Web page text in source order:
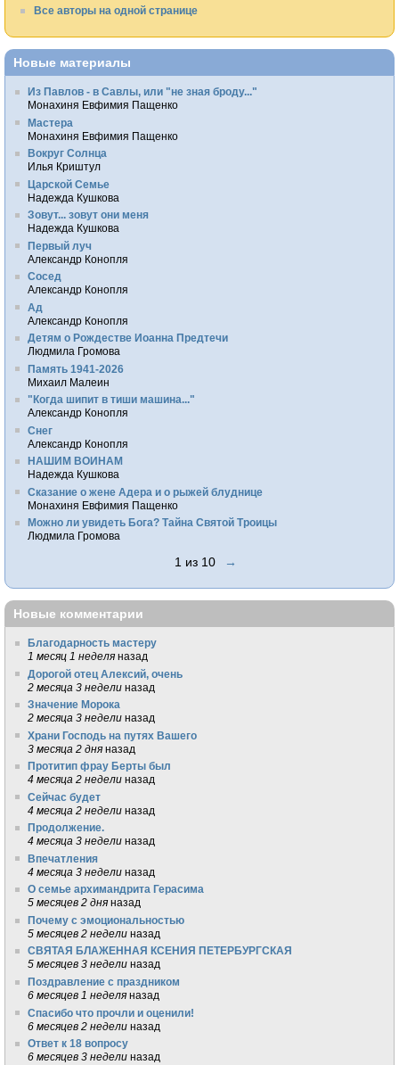
Все авторы на одной странице
Новые материалы
Из Павлов - в Савлы, или "не зная броду..."
Монахиня Евфимия Пащенко
Мастера
Монахиня Евфимия Пащенко
Вокруг Солнца
Илья Криштул
Царской Семье
Надежда Кушкова
Зовут... зовут они меня
Надежда Кушкова
Первый луч
Александр Конопля
Сосед
Александр Конопля
Ад
Александр Конопля
Детям о Рождестве Иоанна Предтечи
Людмила Громова
Память 1941-2026
Михаил Малеин
"Когда шипит в тиши машина..."
Александр Конопля
Снег
Александр Конопля
НАШИМ ВОИНАМ
Надежда Кушкова
Сказание о жене Адера и о рыжей блуднице
Монахиня Евфимия Пащенко
Можно ли увидеть Бога? Тайна Святой Троицы
Людмила Громова
1 из 10 →
Новые комментарии
Благодарность мастеру
1 месяц 1 неделя назад
Дорогой отец Алексий, очень
2 месяца 3 недели назад
Значение Морока
2 месяца 3 недели назад
Храни Господь на путях Вашего
3 месяца 2 дня назад
Протитип фрау Берты был
4 месяца 2 недели назад
Сейчас будет
4 месяца 2 недели назад
Продолжение.
4 месяца 3 недели назад
Впечатления
4 месяца 3 недели назад
О семье архимандрита Герасима
5 месяцев 2 дня назад
Почему с эмоциональностью
5 месяцев 2 недели назад
СВЯТАЯ БЛАЖЕННАЯ КСЕНИЯ ПЕТЕРБУРГСКАЯ
5 месяцев 3 недели назад
Поздравление с праздником
6 месяцев 1 неделя назад
Спасибо что прочли и оценили!
6 месяцев 2 недели назад
Ответ к 18 вопросу
6 месяцев 3 недели назад